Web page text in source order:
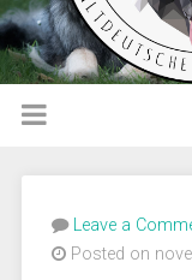
Leave a
Posted on